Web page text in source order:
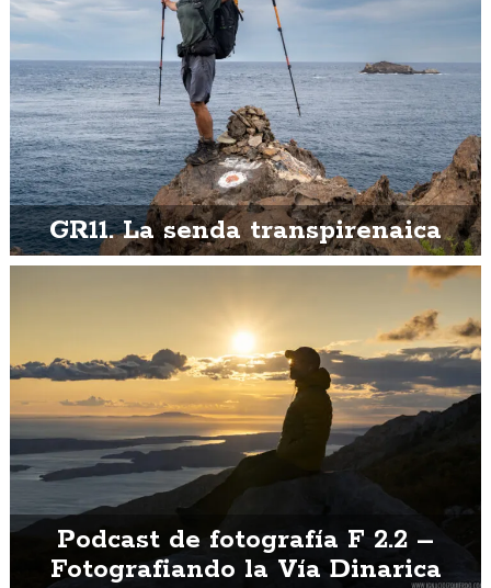
GR11. La senda transpirenaica
Podcast de fotografía F 2.2 –
Fotografiando la Vía Dinarica